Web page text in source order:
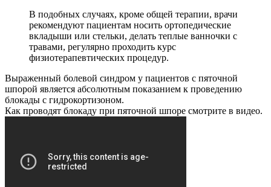
В подобных случаях, кроме общей терапии, врачи
рекомендуют пациентам носить ортопедические
вкладыши или стельки, делать теплые ванночки с
травами, регулярно проходить курс
физиотерапевтических процедур.
Выраженный болевой синдром у пациентов с пяточной
шпорой является абсолютным показанием к проведению
блокады с гидрокортизоном.
Как проводят блокаду при пяточной шпоре смотрите в видео.